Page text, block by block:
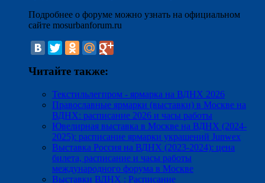
Подробнее о форуме можно узнать на официальном
сайте mosurbanforum.ru
Читайте также:
Текстильлегпром - ярмарка на ВДНХ 2026
Православные ярмарки (выставки) в Москве на
ВДНХ: расписание 2026 и часы работы
Ювелирная выставка в Москве на ВДНХ (2024-
2025): расписание ярмарки украшений Junwex
Выставка Россия на ВДНХ (2023-2024): цена
билета, расписание и часы работы
международного форума в Москве
Выставки ВДНХ : Расписание